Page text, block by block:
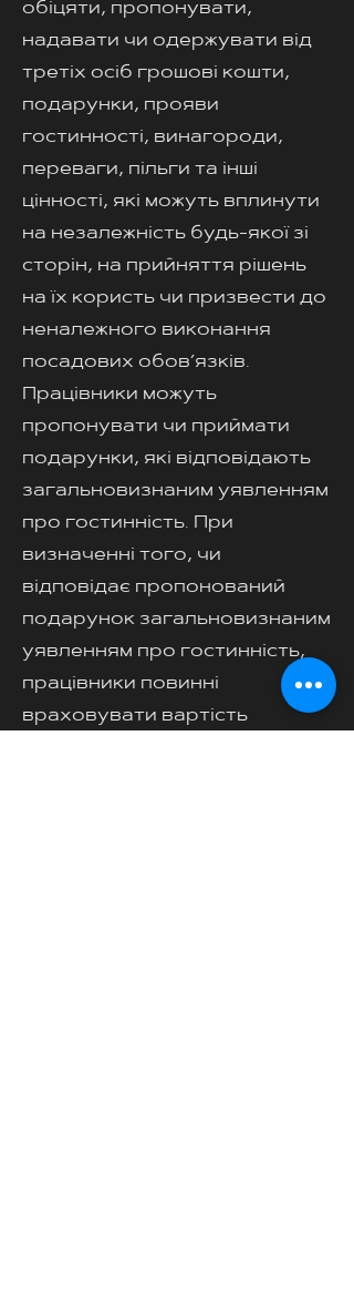
обіцяти, пропонувати,
надавати чи одержувати від
третіх осіб грошові кошти,
подарунки, прояви
гостинності, винагороди,
переваги, пільги та інші
цінності, які можуть вплинути
на незалежність будь-якої зі
сторін, на прийняття рішень
на їх користь чи призвести до
неналежного виконання
посадових обов’язків.
Працівники можуть
пропонувати чи приймати
подарунки, які відповідають
загальновизнаним уявленням
про гостинність. При
визначенні того, чи
відповідає пропонований
подарунок загальновизнаним
уявленням про гостинність,
працівники повинні
враховувати вартість